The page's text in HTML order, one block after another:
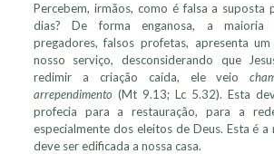
Percebem, irmãos, como é falsa a suposta
dias? De forma enganosa, a maioria
pregadores, falsos profetas, apresenta
nosso serviço, desconsiderando que
redimir a criação caída, ele veio
arrependimento (Mt 9.13; Lc 5.32). Esta
profecia para a restauração, para a
especialmente dos eleitos de Deus. Esta é
deve ser edificada a nossa casa.